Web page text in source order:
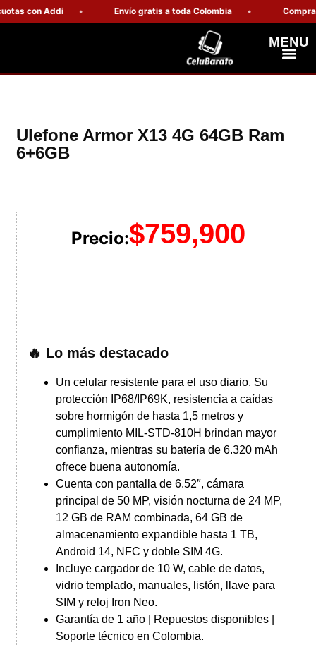
con Addi Envío gratis a toda Colombia Compra
MENU
Ulefone Armor X13 4G 64GB Ram
6+6GB
Precio:$759,900
🔥 Lo más destacado
Un celular resistente para el uso diario. Su
protección IP68/IP69K, resistencia a caídas
sobre hormigón de hasta 1,5 metros y
cumplimiento MIL-STD-810H brindan mayor
confianza, mientras su batería de 6.320 mAh
ofrece buena autonomía.
Cuenta con pantalla de 6.52″, cámara
principal de 50 MP, visión nocturna de 24 MP,
12 GB de RAM combinada, 64 GB de
almacenamiento expandible hasta 1 TB,
Android 14, NFC y doble SIM 4G.
Incluye cargador de 10 W, cable de datos,
vidrio templado, manuales, listón, llave para
SIM y reloj Iron Neo.
Garantía de 1 año | Repuestos disponibles |
Soporte técnico en Colombia.